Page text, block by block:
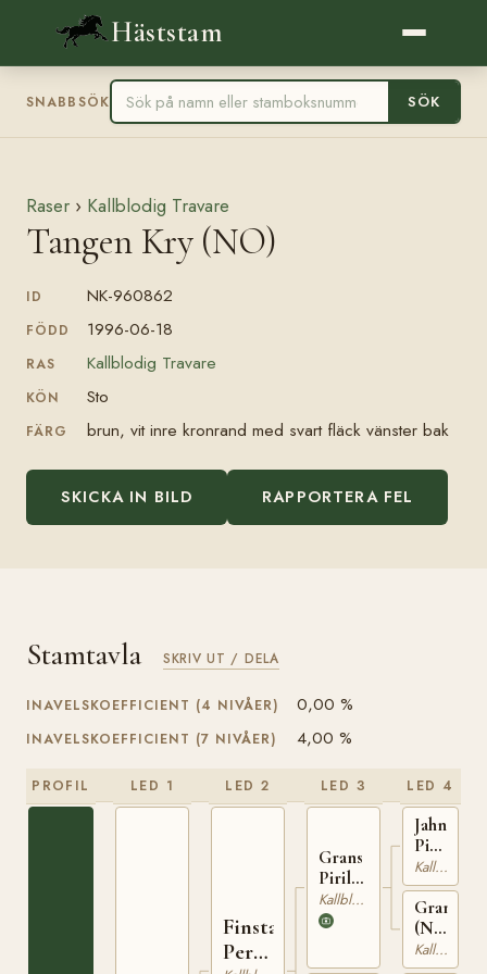
Häststam
SNABBSÖK SÖK
Raser › Kallblodig Travare
Tangen Kry (NO)
ID NK-960862
FÖDD 1996-06-18
RAS Kallblodig Travare
KÖN Sto
FÄRG brun, vit inre kronrand med svart fläck vänster bak
SKICKA IN BILD RAPPORTERA FEL
Stamtavla SKRIV UT / DELA
INAVELSKOEFFICIENT (4 NIVÅER) 0,00 %
INAVELSKOEFFICIENT (7 NIVÅER) 4,00 %
PROFIL LED 1 LED 2
Finstad
Per
LED 3
Grans
Piril
(NO)
N
Kallblodig Travare
LED 4
Jahn
Piril
(NO)
N
1932
Kallblodig Travare
(NO)
T- Kallblodig Travare